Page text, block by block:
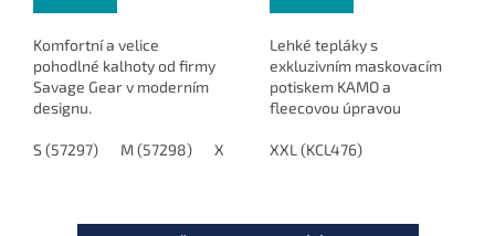
Komfortní a velice
pohodlné kalhoty od firmy
Savage Gear v moderním
designu.
S (57297) M (57298) XL (57300) XXL (57301)
Lehké tepláky s
exkluzivním maskovacím
potiskem KAMO a
fleecovou úpravou
rybáře. Vyrobené ze směsi
XXL (KCL476)